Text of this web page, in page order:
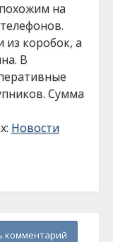
на
из коробок, а
В
Сумма
Новости
комментарий